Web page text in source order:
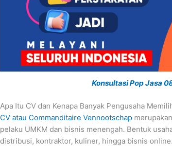
Konsultasi Pop Jasa
Apa Itu CV dan Kenapa Banyak Pengusaha
CV atau Commanditaire Vennootschap
pelaku UMKM dan bisnis menengah. Bentuk
distribusi, kontraktor, kuliner, hingga bisnis online.